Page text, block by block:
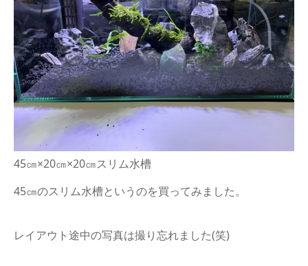
45㎝×20㎝×20㎝スリム水槽
45㎝のスリム水槽というのを買ってみました。
レイアウト途中の写真は撮り忘れました(笑)